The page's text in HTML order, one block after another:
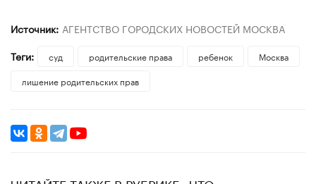
Источник: АГЕНТСТВО ГОРОДСКИХ НОВОСТЕЙ МОСКВА
Теги:
суд родительские права ребенок
Москва
лишение родительских прав